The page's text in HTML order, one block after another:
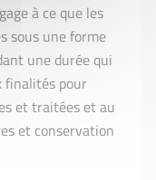
à ce que les
sous une forme
une durée qui
finalités pour
et traitées et au
et conservation